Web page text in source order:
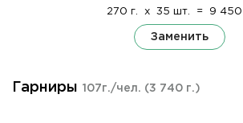
270 г. x 35 шт. = 9 450
Заменить
Гарниры 107г./чел. (3 740 г.)